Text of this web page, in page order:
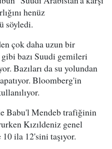
henüz
söyledi.
çok daha uzun bir
bazı Suudi gemileri
Bazıları da su yolundan
Bloomberg'in
Babu'l Mendeb trafiğinin
Kızıldeniz genel
ila 12'sini taşıyor.